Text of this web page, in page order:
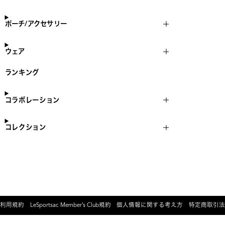
ポーチ/アクセサリー
ウェア
ランキング
コラボレーション
コレクション
利用規約 LeSportsac Member’s Club規約 個人情報に関する考え方 特定商取引